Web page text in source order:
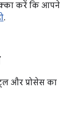
करें कि आपने
.
और प्रोसेस का